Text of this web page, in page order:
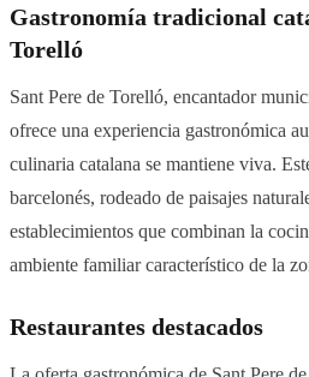
Gastronomía tradicional
Torelló
Sant Pere de Torelló, encantador
ofrece una experiencia gastronómica
culinaria catalana se mantiene viva.
barcelonés, rodeado de paisajes
establecimientos que combinan la
ambiente familiar característico de la
Restaurantes destacados